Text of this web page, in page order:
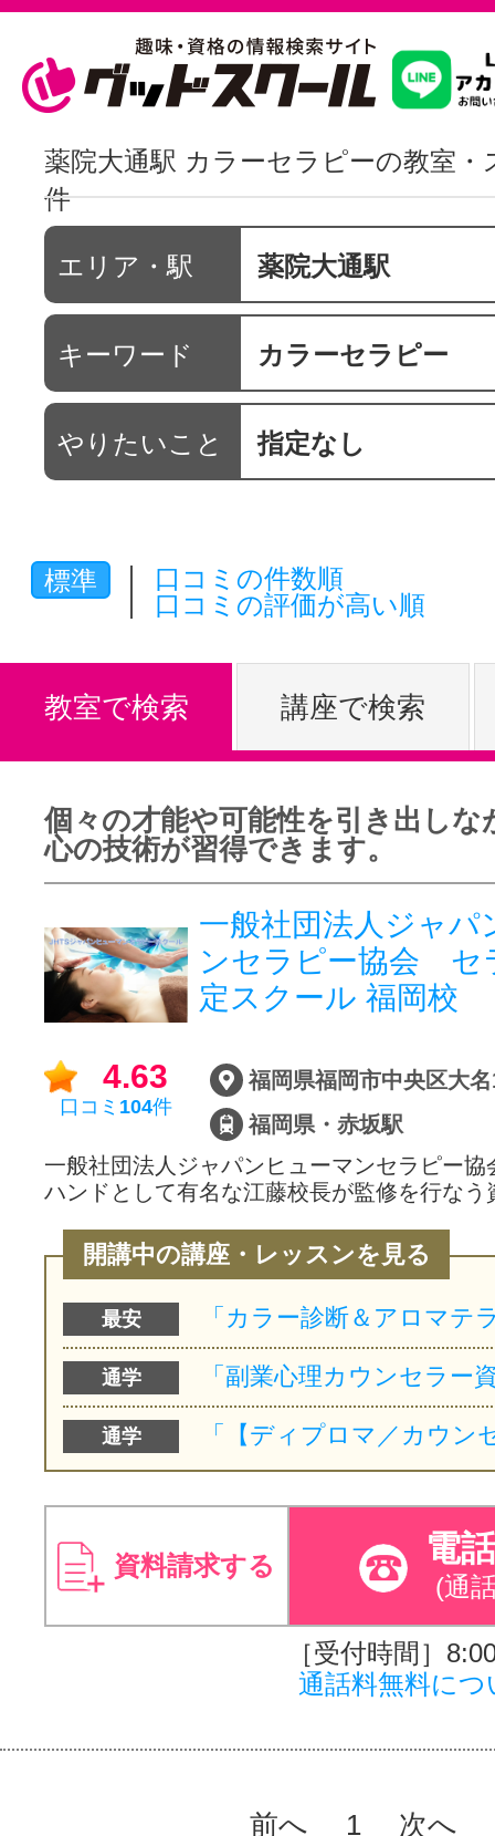
習いたいこ
スクールを
駅・路線か
通信講座を
特集をみる
グッドスク
掲載のお問
薬院大通駅 カラーセラピーの教室・
件
エリア・駅 薬院大通駅
キーワード カラーセラピー
やりたいこと 指定なし
標準
口コミの件数順
口コミの評価が高い順
教室で検索 講座で検索
個々の才能や可能性を引き出しな
心の技術が習得できます。
一般社団法人ジャパ
ンセラピー協会 セ
定スクール 福岡校
4.63
口コミ 104件
福岡県福岡市中央区大
福岡県・赤坂駅
一般社団法人ジャパンヒューマンセラピー協
ハンドとして有名な江藤校長が監修を行な
開講中の講座・レッスンを見る
最安
通学
通学
資料請求する 電
(通
［受付時間］
通話料無料につ
前へ 1 次へ